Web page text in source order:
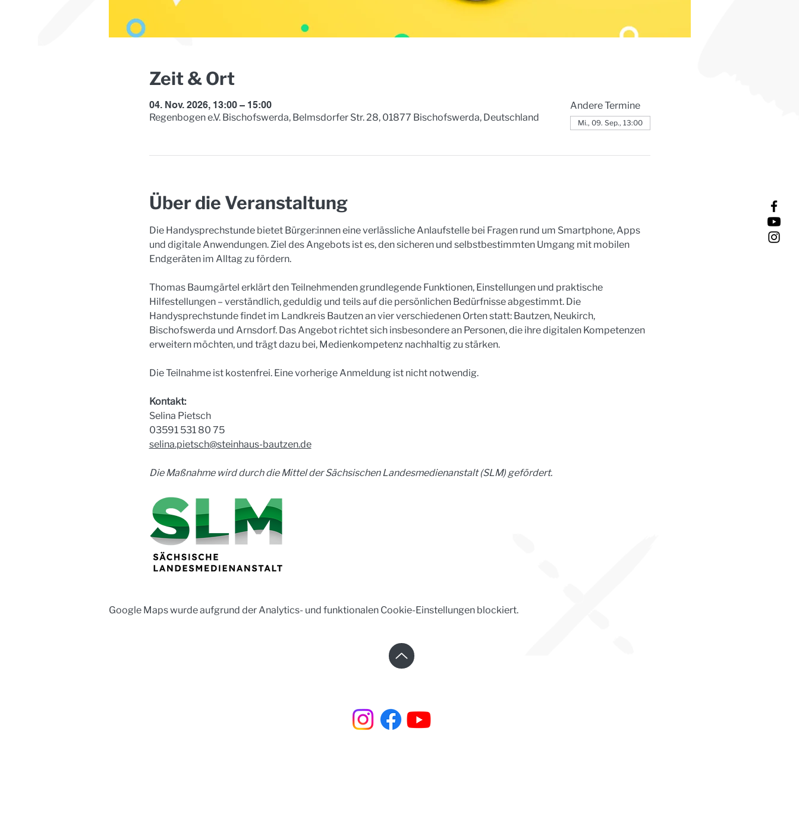
Zeit & Ort
04. Nov. 2026, 13:00 – 15:00
Regenbogen e.V. Bischofswerda, Belmsdorfer Str. 28, 01877 Bischofswerda, Deutschland
Andere Termine
Mi., 09. Sep., 13:00
Über die Veranstaltung
Die Handysprechstunde bietet Bürger:innen eine verlässliche Anlaufstelle bei Fragen rund um Smartphone, Apps
und digitale Anwendungen. Ziel des Angebots ist es, den sicheren und selbstbestimmten Umgang mit mobilen
Endgeräten im Alltag zu fördern.
Thomas Baumgärtel erklärt den Teilnehmenden grundlegende Funktionen, Einstellungen und praktische
Hilfestellungen – verständlich, geduldig und teils auf die persönlichen Bedürfnisse abgestimmt. Die
Handysprechstunde findet im Landkreis Bautzen an vier verschiedenen Orten statt: Bautzen, Neukirch,
Bischofswerda und Arnsdorf. Das Angebot richtet sich insbesondere an Personen, die ihre digitalen Kompetenzen
erweitern möchten, und trägt dazu bei, Medienkompetenz nachhaltig zu stärken.
Die Teilnahme ist kostenfrei. Eine vorherige Anmeldung ist nicht notwendig.
Kontakt:
Selina Pietsch
03591 531 80 75
selina.pietsch@steinhaus-bautzen.de
Die Maßnahme wird durch die Mittel der Sächsischen Landesmedienanstalt (SLM) gefördert.
Google Maps wurde aufgrund der Analytics- und funktionalen Cookie-Einstellungen blockiert.